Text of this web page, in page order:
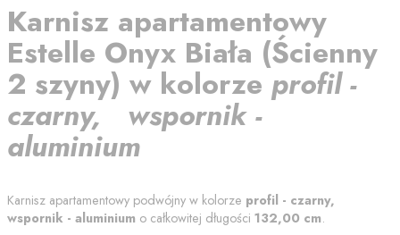
Karnisz apartamentowy
Estelle Onyx Biała (Ścienny
2 szyny) w kolorze profil -
czarny, wspornik -
aluminium
Karnisz apartamentowy podwójny w kolorze profil - czarny,
wspornik - aluminium o całkowitej długości 132,00 cm.